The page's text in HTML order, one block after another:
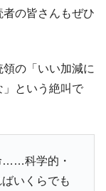
の皆さんもぜひ
の「いい加減に
」という絶叫で
……科学的・
いくらでも